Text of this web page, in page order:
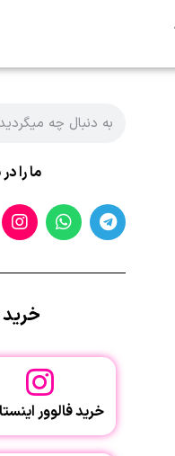
ما را
خرید فالوور